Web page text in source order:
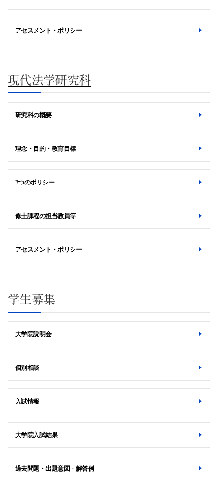
アセスメント・ポリシー
現代法学研究科
研究科の概要
理念・目的・教育目標
3つのポリシー
修士課程の担当教員等
アセスメント・ポリシー
学生募集
大学院説明会
個別相談
入試情報
大学院入試結果
過去問題・出題意図・解答例